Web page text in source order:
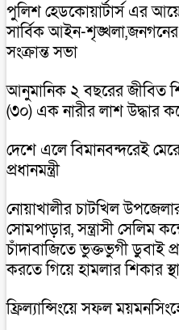
পুলিশ হেডকোয়ার্টার্স এর
সার্বিক আইন-শৃঙ্খলা,জনগনের
সংক্রান্ত সভা
আনুমানিক ২ বছরের জীবিত
(৩০) এক নারীর লাশ উদ্ধার
দেশে এলে বিমানবন্দরেই
প্রধানমন্ত্রী
নোয়াখালীর চাটখিল
সোমপাড়ার, সন্ত্রাসী সেলিম
চাঁদাবাজিতে ভুক্তভুগী ডুবাই
করতে গিয়ে হামলার শিকার
ফ্রিল্যান্সিংয়ে সফল